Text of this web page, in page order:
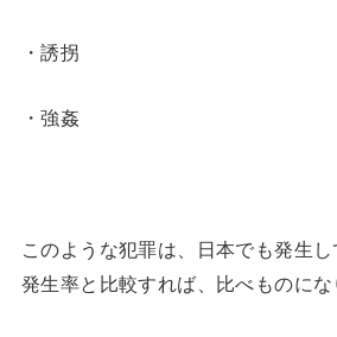
・誘拐
・強姦
このような犯罪は、日本でも発生
発生率と比較すれば、比べものにな